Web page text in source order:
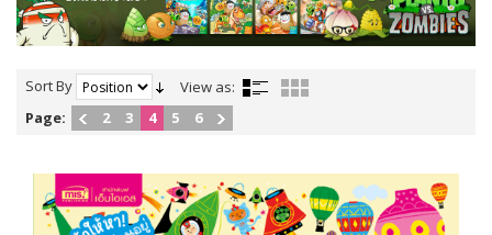
Sort By
View as:
Page:
2 3 4 5 6